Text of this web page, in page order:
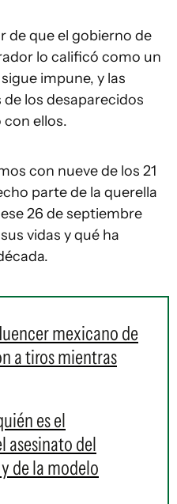
de que el gobierno de
lo calificó como un
impune, y las
los desaparecidos
con ellos.
con nueve de los 21
parte de la querella
26 de septiembre
vidas y qué ha
mexicano de
a tiros mientras
es el
asesinato del
de la modelo